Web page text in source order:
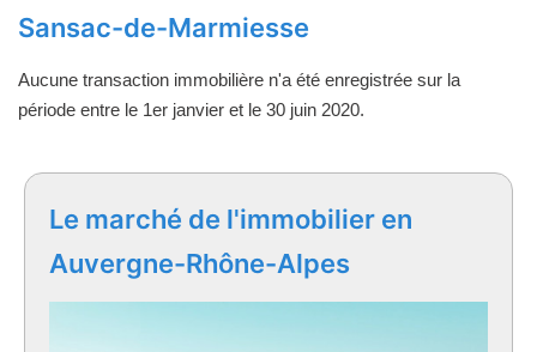
Sansac-de-Marmiesse
Aucune transaction immobilière n'a été enregistrée sur la
période entre le 1er janvier et le 30 juin 2020.
Le marché de l'immobilier en
Auvergne-Rhône-Alpes